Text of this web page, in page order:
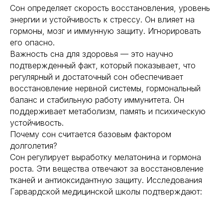
Сон определяет скорость восстановления, уровень
энергии и устойчивость к стрессу. Он влияет на
гормоны, мозг и иммунную защиту. Игнорировать
его опасно.
Важность сна для здоровья — это научно
подтвержденный факт, который показывает, что
регулярный и достаточный сон обеспечивает
восстановление нервной системы, гормональный
баланс и стабильную работу иммунитета. Он
поддерживает метаболизм, память и психическую
устойчивость.
Почему сон считается базовым фактором
долголетия?
Сон регулирует выработку мелатонина и гормона
роста. Эти вещества отвечают за восстановление
тканей и антиоксидантную защиту. Исследования
Гарвардской медицинской школы подтверждают: